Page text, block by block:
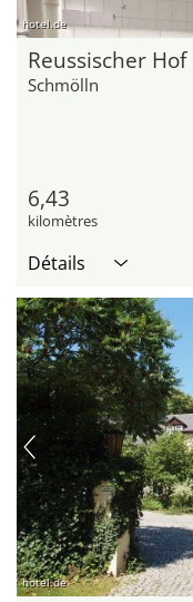
hotel.de
Reussischer Hof
Schmölln
6,43
kilomètres
Détails
hotel.de